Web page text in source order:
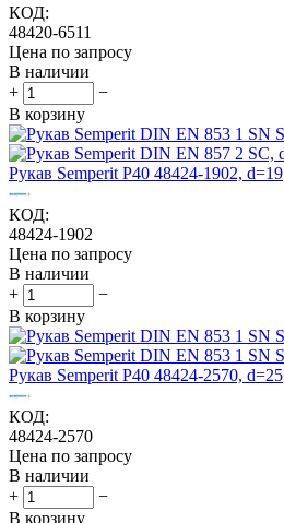
КОД:
48420-6511
Цена по запросу
В наличии
+
−
В корзину
Рукав Semperit P40 48424-1902, d=19
КОД:
48424-1902
Цена по запросу
В наличии
+
−
В корзину
Рукав Semperit P40 48424-2570, d=25
КОД:
48424-2570
Цена по запросу
В наличии
+
−
В корзину